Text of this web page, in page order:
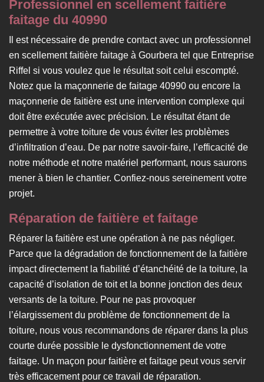
Professionnel en scellement faitière
faitage du 40990
Il est nécessaire de prendre contact avec un professionnel
en scellement faitière faitage à Gourbera tel que Entreprise
Riffel si vous voulez que le résultat soit celui escompté.
Notez que la maçonnerie de faitage 40990 ou encore la
maçonnerie de faitière est une intervention complexe qui
doit être exécutée avec précision. Le résultat étant de
permettre à votre toiture de vous éviter les problèmes
d’infiltration d’eau. De par notre savoir-faire, l’efficacité de
notre méthode et notre matériel performant, nous saurons
mener à bien le chantier. Confiez-nous sereinement votre
projet.
Réparation de faitière et faitage
Réparer la faitière est une opération à ne pas négliger.
Parce que la dégradation de fonctionnement de la faitière
impact directement la fiabilité d’étanchéité de la toiture, la
capacité d’isolation de toit et la bonne jonction des deux
versants de la toiture. Pour ne pas provoquer
l’élargissement du problème de fonctionnement de la
toiture, nous vous recommandons de réparer dans la plus
courte durée possible le dysfonctionnement de votre
faitage. Un maçon pour faitière et faitage peut vous servir
très efficacement pour ce travail de réparation.